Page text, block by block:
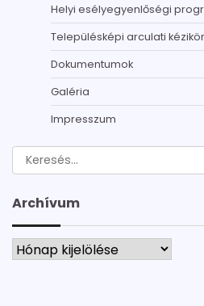
Helyi esélyegyenlőségi
Településképi arculati
Dokumentumok
Galéria
Impresszum
Keresés:
Archívum
Archívum